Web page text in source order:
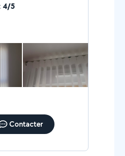
, installation de
4/5
Contacter